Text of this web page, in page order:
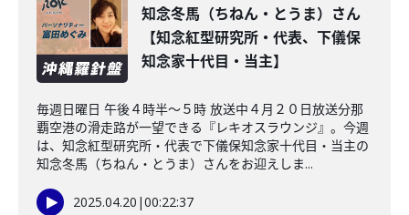
知念冬馬（ちねん・とうま）さん
【知念紅型研究所・代表、下儀保
知念家十代目・当主】
毎週日曜日 午後４時半～５時 放送中４月２０日放送分那
覇空港の滑走路が一望できる『レキオスラウンジ』。今週
は、知念紅型研究所・代表で下儀保知念家十代目・当主の
知念冬馬（ちねん・とうま）さんをお迎えしま...
2025.04.20 |00:22:37